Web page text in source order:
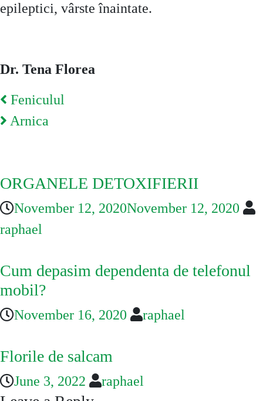
epileptici, vârste înaintate.
Dr. Tena Florea
Post
navigation
Feniculul
Arnica
ORGANELE DETOXIFIERII
November 12, 2020November 12, 2020
raphael
Cum depasim dependenta de telefonul
mobil?
November 16, 2020 raphael
Florile de salcam
June 3, 2022 raphael